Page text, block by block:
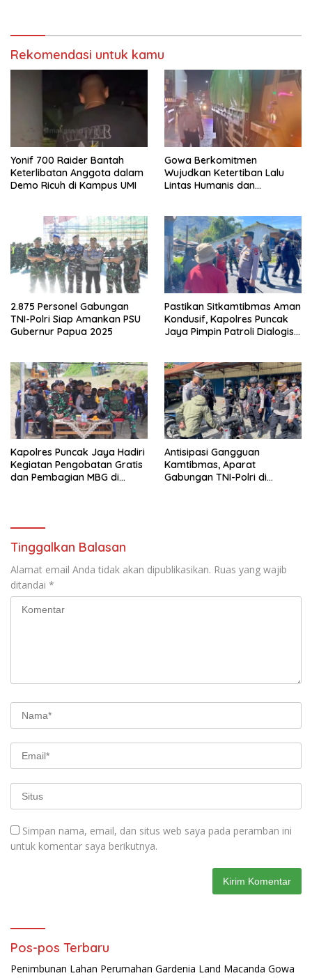
Rekomendasi untuk kamu
Yonif 700 Raider Bantah
Keterlibatan Anggota dalam
Demo Ricuh di Kampus UMI
Gowa Berkomitmen
Wujudkan Ketertiban Lalu
Lintas Humanis dan
2.875 Personel Gabungan
TNI-Polri Siap Amankan PSU
Gubernur Papua 2025
Pastikan Sitkamtibmas Aman
Kondusif, Kapolres Puncak
Jaya Pimpin Patroli Dialogis
Kapolres Puncak Jaya Hadiri
Kegiatan Pengobatan Gratis
dan Pembagian MBG di
Antisipasi Gangguan
Kamtibmas, Aparat
Gabungan TNI-Polri di
Tinggalkan Balasan
Alamat email Anda tidak akan dipublikasikan. Ruas yang wajib
ditandai *
Simpan nama, email, dan situs web saya pada peramban ini
untuk komentar saya berikutnya.
Pos-pos Terbaru
Penimbunan Lahan Perumahan Gardenia Land Macanda Gowa